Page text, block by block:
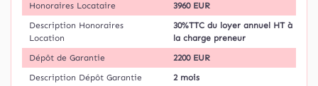
Honoraires Locataire
3960 EUR
Description Honoraires
Location
30%TTC du loyer annuel HT à
la charge preneur
Dépôt de Garantie
2200 EUR
Description Dépôt Garantie
2 mois